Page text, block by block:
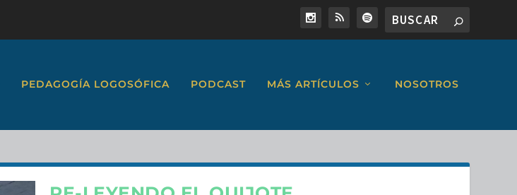
PEDAGOGÍA LOGOSÓFICA PODCAST MÁS ARTÍCULOS NOSOTROS